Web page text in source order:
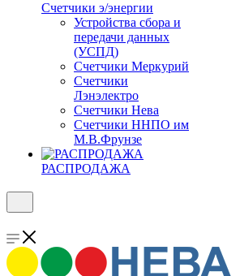
Счетчики э/энергии
Устройства сбора и
передачи данных
(УСПД)
Счетчики Меркурий
Счетчики
Лэнэлектро
Счетчики Нева
Счетчики ННПО им
М.В.Фрунзе
РАСПРОДАЖА